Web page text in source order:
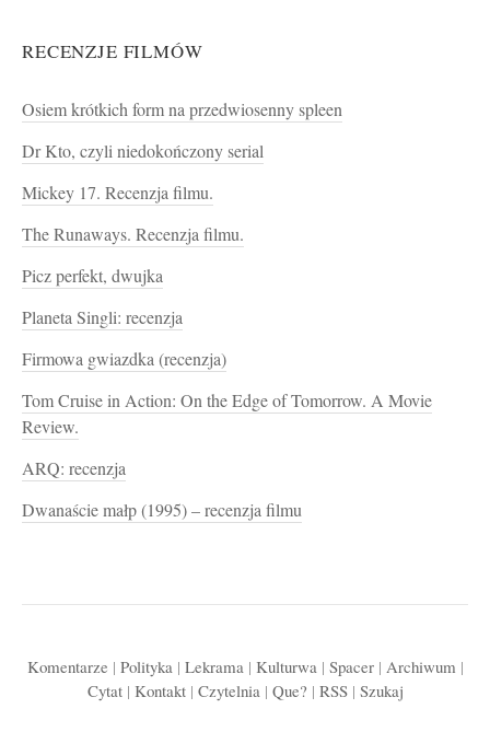
RECENZJE FILMÓW
Osiem krótkich form na przedwiosenny spleen
Dr Kto, czyli niedokończony serial
Mickey 17. Recenzja filmu.
The Runaways. Recenzja filmu.
Picz perfekt, dwujka
Planeta Singli: recenzja
Firmowa gwiazdka (recenzja)
Tom Cruise in Action: On the Edge of Tomorrow. A Movie
Review.
ARQ: recenzja
Dwanaście małp (1995) – recenzja filmu
Komentarze | Polityka | Lekrama | Kulturwa | Spacer| Archiwum |
Cytat| Kontakt| Czytelnia | Que? | RSS| Szukaj